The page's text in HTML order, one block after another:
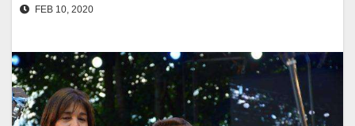
FEB 10, 2020